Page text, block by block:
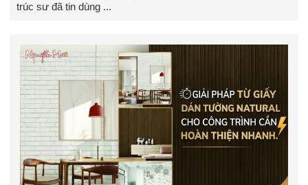
trúc sư đã tin dùng ...